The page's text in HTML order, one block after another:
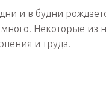
и в будни
Некоторые из
и труда.